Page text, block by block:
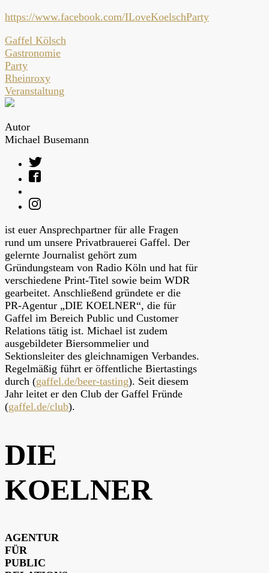
https://www.facebook.com/ILoveKoelschParty
Gaffel Kölsch
Gastronomie
Party
Rheinroxy
Veranstaltung
Autor
Michael Busemann
ist euer Ansprechpartner für alle Fragen
rund um unsere Privatbrauerei Gaffel. Der
gelernte Journalist gehört zum
Gründungsteam von Radio Köln und hat für
verschiedene Print-Titel sowie beim WDR
gearbeitet. Anschließend gründete er die
PR-Agentur „DIE KOELNER“, die für
Gaffel im Bereich Public und Customer
Relations tätig ist. Michael ist zudem
ausgebildeter Biersommelier und
Sektionsleiter des gleichnamigen Verbandes.
Regelmäßig führt er öffentliche Biertastings
durch (gaffel.de/beer-tasting). Seit diesem
Jahr leitet er den Club der Gaffel Fründe
(gaffel.de/club).
DIE
KOELNER
AGENTUR
FÜR
PUBLIC